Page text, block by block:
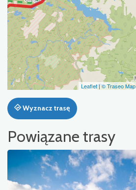
Leaflet|© Traseo Map
Wyznacz trasę
Powiązane trasy